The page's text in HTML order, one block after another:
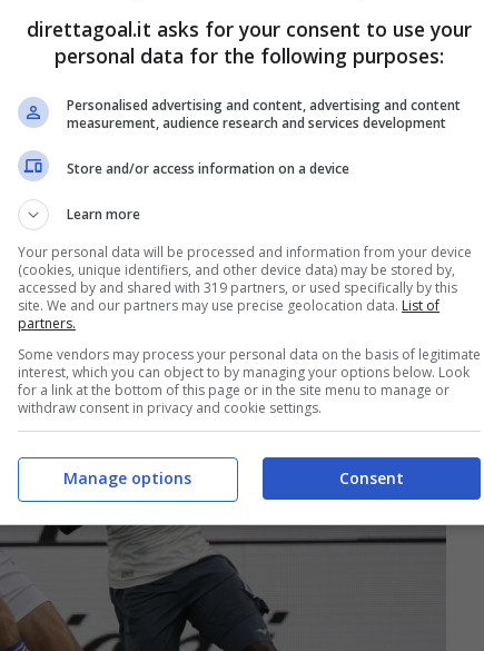
Como, nuovo scenario
e quella del Real Madrid potrebbero
per un’operazione di mercato che in
che la società lombarda.
direttagoal.it asks for your consent to use your
personal data for the following purposes:
Personalised advertising and content, advertising and content
measurement, audience research and services development
Store and/or access information on a device
Learn more
Your personal data will be processed and information from your device
(cookies, unique identifiers, and other device data) may be stored by,
accessed by and shared with 319 partners, or used specifically by this
site. We and our partners may use precise geolocation data. List of
partners.
Some vendors may process your personal data on the basis of legitimate
interest, which you can object to by managing your options below. Look
for a link at the bottom of this page or in the site menu to manage or
withdraw consent in privacy and cookie settings.
Consent
Manage options